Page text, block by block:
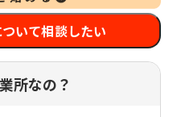
ついて相談したい
所なの？